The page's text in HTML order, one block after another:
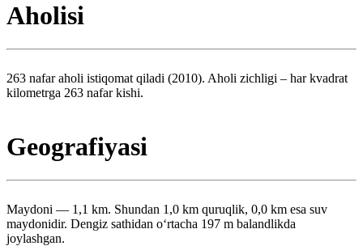
Aholisi
263 nafar aholi istiqomat qiladi (2010). Aholi zichligi – har kvadrat
kilometrga 263 nafar kishi.
Geografiyasi
Maydoni — 1,1 km. Shundan 1,0 km quruqlik, 0,0 km esa suv
maydonidir. Dengiz sathidan oʻrtacha 197 m balandlikda
joylashgan.